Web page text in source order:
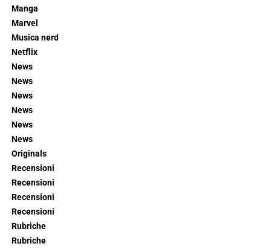
Manga
Marvel
Musica nerd
Netflix
News
News
News
News
News
News
Originals
Recensioni
Recensioni
Recensioni
Recensioni
Rubriche
Rubriche